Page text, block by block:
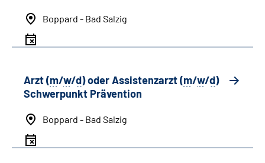
Boppard - Bad Salzig
Arzt (m/w/d) oder Assistenzarzt (m/w/d)
Schwerpunkt Prävention
Boppard - Bad Salzig